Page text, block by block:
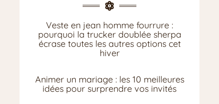
Veste en jean homme fourrure :
pourquoi la trucker doublée sherpa
écrase toutes les autres options cet
hiver
Animer un mariage : les 10 meilleures
idées pour surprendre vos invités